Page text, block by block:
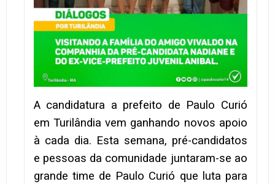
A candidatura a prefeito de Paulo Curió
em Turilândia vem ganhando novos apoio
à cada dia. Esta semana, pré-candidatos
e pessoas da comunidade juntaram-se ao
grande time de Paulo Curió que luta para